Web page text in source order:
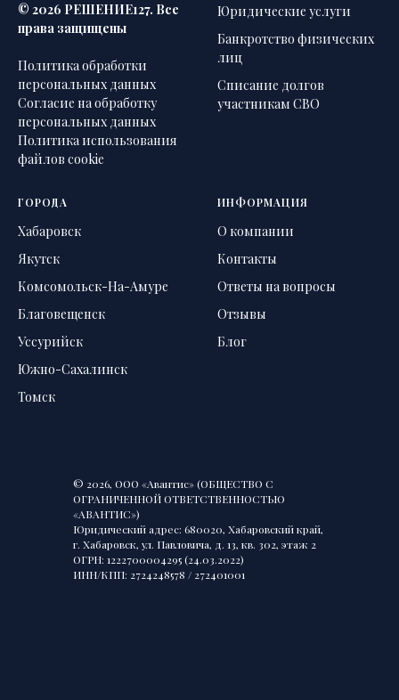
© 2026 РЕШЕНИЕ127. Все
права защищены
Политика обработки
персональных данных
Согласие на обработку
персональных данных
Политика использования
файлов cookie
Юридические услуги
Банкротство физических
лиц
Списание долгов
участникам СВО
ГОРОДА
Хабаровск
Якутск
Комсомольск-На-Амуре
Благовещенск
Уссурийск
Южно-Сахалинск
Томск
ИНФОРМАЦИЯ
О компании
Контакты
Ответы на вопросы
Отзывы
Блог
© 2026, ООО «Авантис» (ОБЩЕСТВО С
ОГРАНИЧЕННОЙ ОТВЕТСТВЕННОСТЬЮ
«АВАНТИС»)
Юридический адрес: 680020, Хабаровский край,
г. Хабаровск, ул. Павловича, д. 13, кв. 302, этаж 2
ОГРН: 1222700004295 (24.03.2022)
ИНН/КПП: 2724248578 / 272401001